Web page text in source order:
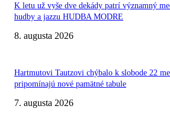
K letu už vyše dve dekády patrí významný
hudby a jazzu HUDBA MODRE
8. augusta 2026
Hartmutovi Tautzovi chýbalo k slobode 22
pripomínajú nové pamätné tabule
7. augusta 2026